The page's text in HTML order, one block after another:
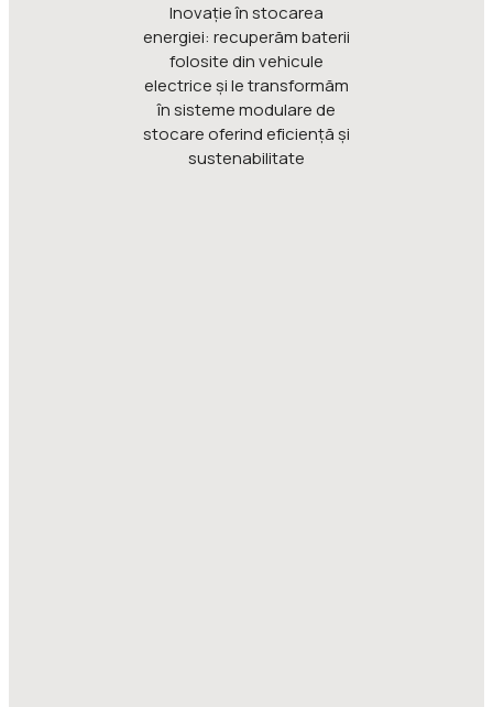
Inovaţie în stocarea
energiei: recuperăm baterii
folosite din vehicule
electrice şi le transformăm
în sisteme modulare de
stocare oferind eficienţă şi
sustenabilitate